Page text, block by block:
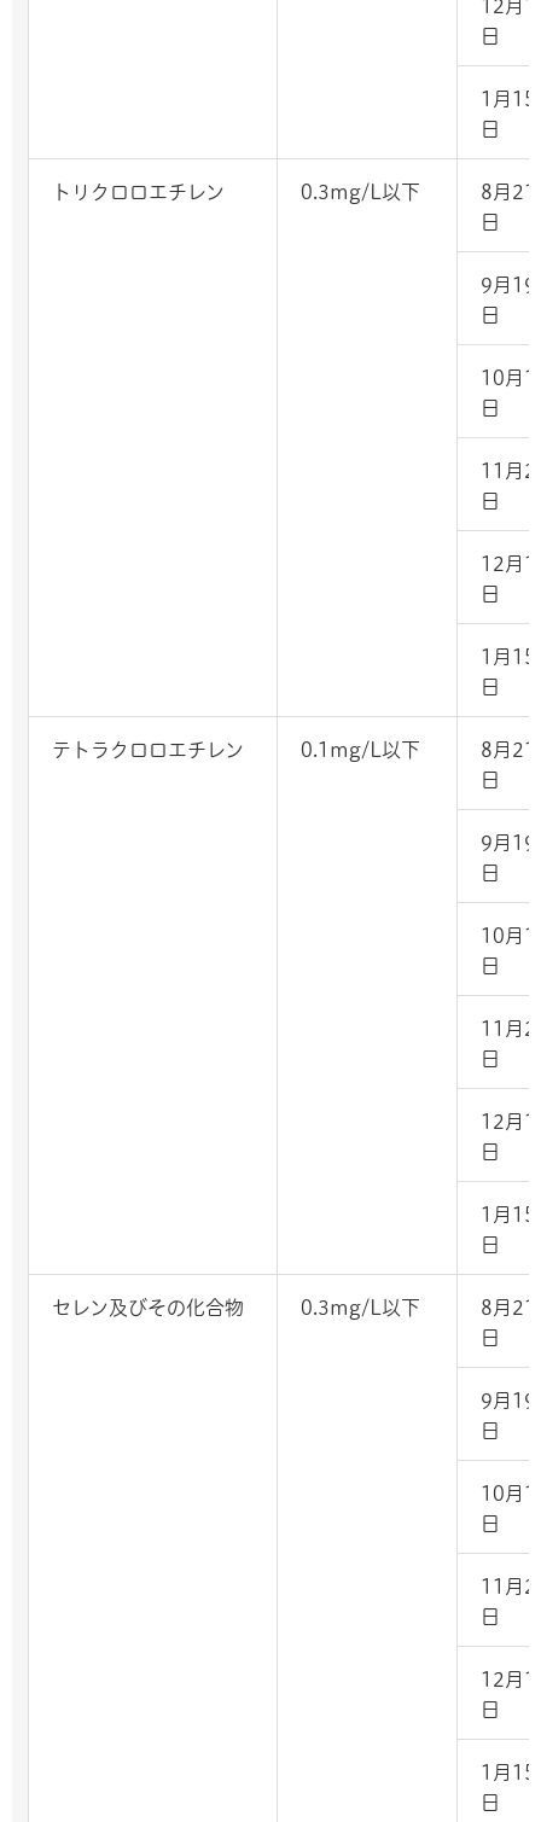
12月
日
1月15
日
トリクロロエチレン 0.3mg/L以下
8月21
日
9月19
日
10月
日
11月
日
12月
日
1月15
日
テトラクロロエチレン 0.1mg/L以下
8月21
日
9月19
日
10月
日
11月
日
12月
日
1月15
日
セレン及びその化合物 0.3mg/L以下
8月21
日
9月19
日
10月
日
11月
日
12月
日
1月15
日